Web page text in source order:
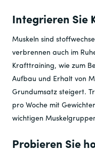
Integrieren Sie
Muskeln sind
verbrennen auch im
Krafttraining, wie zum
Aufbau und Erhalt von
Grundumsatz steigert.
pro Woche mit
wichtigen
Probieren Sie